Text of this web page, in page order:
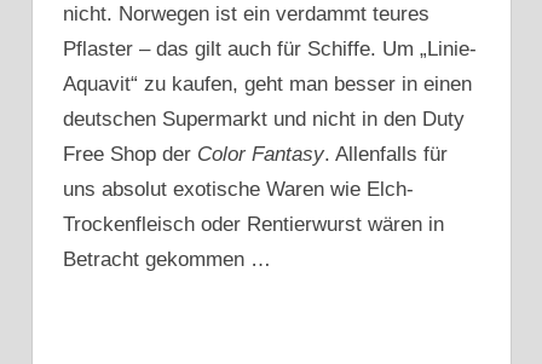
nicht. Norwegen ist ein verdammt teures
Pflaster – das gilt auch für Schiffe. Um „Linie-
Aquavit“ zu kaufen, geht man besser in einen
deutschen Supermarkt und nicht in den Duty
Free Shop der Color Fantasy. Allenfalls für
uns absolut exotische Waren wie Elch-
Trockenfleisch oder Rentierwurst wären in
Betracht gekommen …